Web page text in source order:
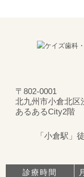
〒802-0001
北九州市小倉北区
あるあるCity2階
「小倉駅」
診療時間 月